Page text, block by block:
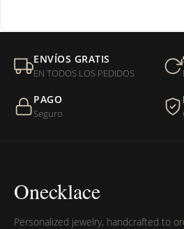
Mi orden fue devuelta por USPS, ¿qué
entregada?
¿Sus productos son libres de níquel?
ENVÍOS GRATIS
EN TODOS LOS PEDIDOS
PAGO
Seguro
Onecklace
Personalized jewelry, handcrafted to